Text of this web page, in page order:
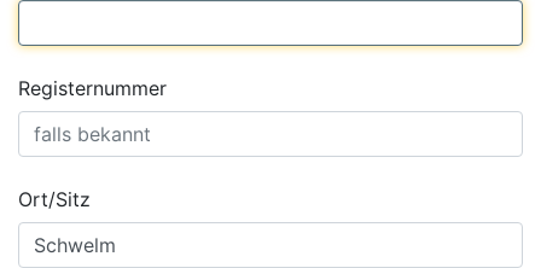
Registernummer
Ort/Sitz